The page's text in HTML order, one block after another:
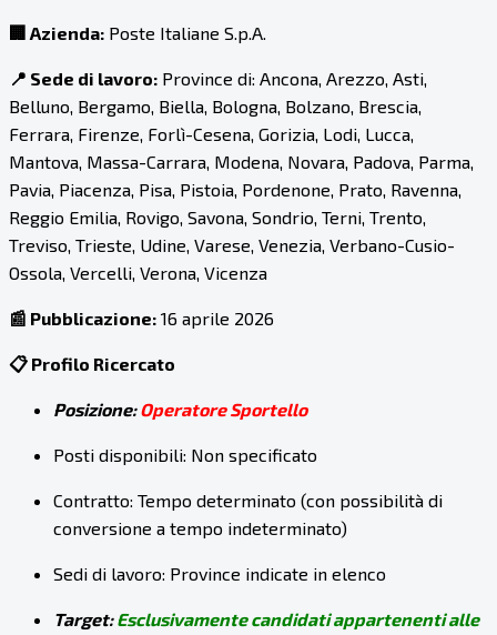
🏢 Azienda: Poste Italiane S.p.A.
📍 Sede di lavoro: Province di: Ancona, Arezzo, Asti,
Belluno, Bergamo, Biella, Bologna, Bolzano, Brescia,
Ferrara, Firenze, Forlì-Cesena, Gorizia, Lodi, Lucca,
Mantova, Massa-Carrara, Modena, Novara, Padova, Parma,
Pavia, Piacenza, Pisa, Pistoia, Pordenone, Prato, Ravenna,
Reggio Emilia, Rovigo, Savona, Sondrio, Terni, Trento,
Treviso, Trieste, Udine, Varese, Venezia, Verbano-Cusio-
Ossola, Vercelli, Verona, Vicenza
📰 Pubblicazione: 16 aprile 2026
📋 Profilo Ricercato
Posizione:Operatore Sportello
Posti disponibili: Non specificato
Contratto: Tempo determinato (con possibilità di
conversione a tempo indeterminato)
Sedi di lavoro: Province indicate in elenco
Target:Esclusivamente candidati appartenenti alle